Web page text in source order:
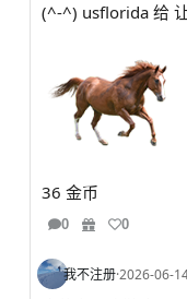
(^-^) usflorida 给
36 金币
0 0
我不注册·2026-06-